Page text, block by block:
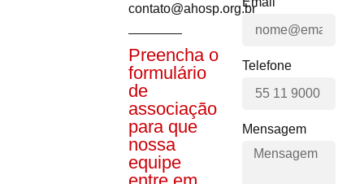
contato@ahosp.org.br
Preencha o
formulário
de
associação
para que
nossa
equipe
Telefone
Mensagem